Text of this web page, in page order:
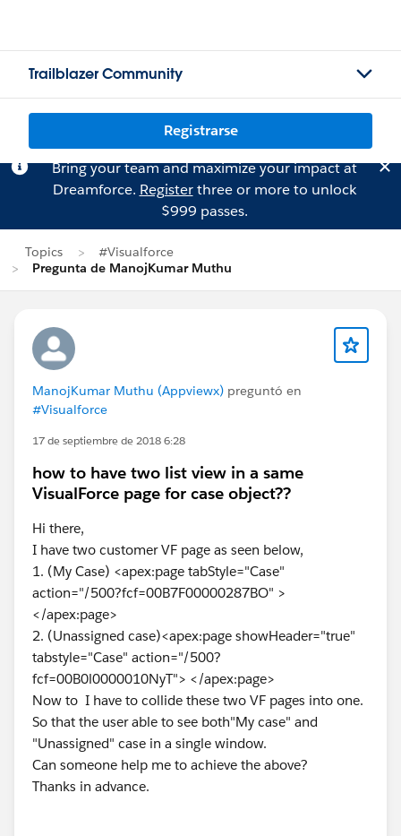
Trailblazer Community
Registrarse
Bring your team and maximize your impact at
Dreamforce. Registerthree or more to unlock
$999 passes.
Topics
#Visualforce
Pregunta de ManojKumar Muthu
ManojKumar Muthu (Appviewx) preguntó en
#Visualforce
17 de septiembre de 2018 6:28
how to have two list view in a same
VisualForce page for case object??
Hi there,
I have two customer VF page as seen below,
1. (My Case) <apex:page tabStyle="Case"
action="/500?fcf=00B7F00000287BO" >
</apex:page>
2. (Unassigned case)<apex:page showHeader="true"
tabstyle="Case" action="/500?
fcf=00B0l0000010NyT"> </apex:page>
Now to I have to collide these two VF pages into one.
So that the user able to see both"My case" and
"Unassigned" case in a single window.
Can someone help me to achieve the above?
Thanks in advance.